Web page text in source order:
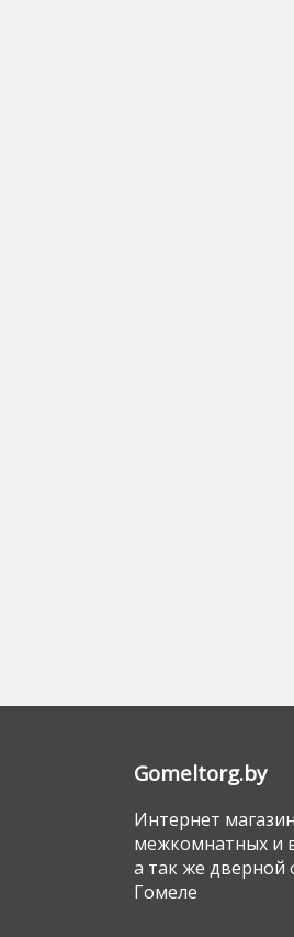
Gomeltorg.by
Интернет
межкомнатных и
а так же дверной
Гомеле